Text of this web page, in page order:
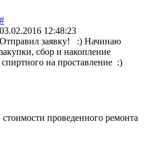
#
03.02.2016 12:48:23
Отправил заявку! :) Начинаю
закупки, сбор и накопление
спиртного на проставление :)
проведенного ремонта